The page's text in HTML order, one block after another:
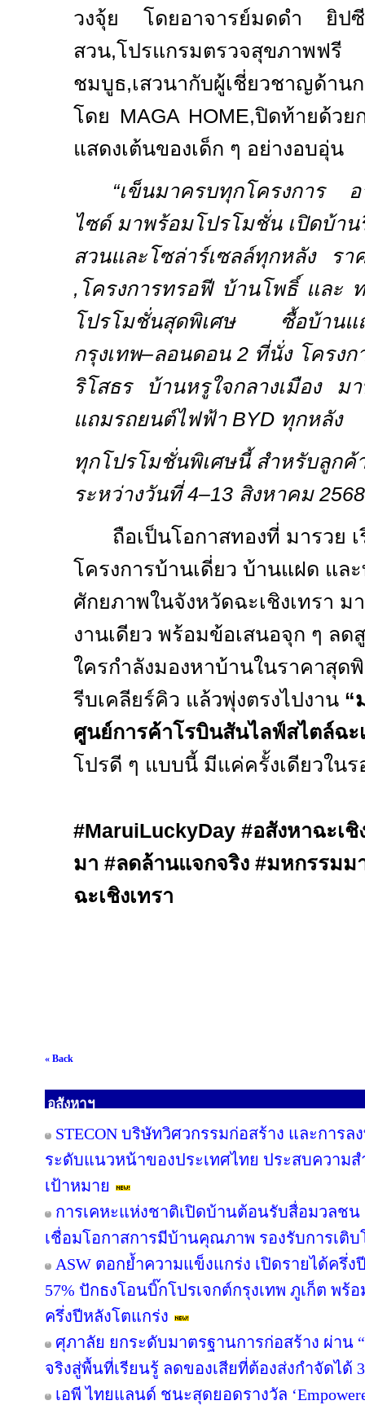
วงจุ้ย โดยอาจารย์มดดำ ยิปซี
สวน,โปรแกรมตรวจสุขภาพฟรี
ชมบูธ,เสวนากับผู้เชี่ยวชาญด้าน
โดย MAGA HOME,ปิดท้ายด้วย
แสดงเต้นของเด็ก ๆ อย่างอบอุ่น
“เข็นมาครบทุกโครงการ
ไซด์ มาพร้อมโปรโมชั่น เปิดบ้า
สวนและโซล่าร์เซลล์ทุกหลัง ร
,โครงการทรอฟี บ้านโพธิ์ และ
โปรโมชั่นสุดพิเศษ ซื้อบ้านแถ
กรุงเทพ–ลอนดอน 2 ที่นั่ง โครงก
ริโสธร บ้านหรูใจกลางเมือง ม
แถมรถยนต์ไฟฟ้า BYD ทุกหลัง
ทุกโปรโมชั่นพิเศษนี้ สำหรับลูกค้
ระหว่างวันที่4–13 สิงหาคม 2568
ถือเป็นโอกาสทองที่ มารวย
โครงการบ้านเดี่ยว บ้านแฝด แล
ศักยภาพในจังหวัดฉะเชิงเทรา ม
งานเดียว พร้อมข้อเสนอจุก ๆ ลด
ใครกำลังมองหาบ้านในราคาสุ
รีบเคลียร์คิว แล้วพุ่งตรงไปงาน “
ศูนย์การค้าโรบินสันไลฟ์สไตล์ฉะ
โปรดี ๆ แบบนี้ มีแค่ครั้งเดียวในร
#MaruiLuckyDay #อสังหาฉะเชิ
มา #ลดล้านแจกจริง #มหกรรมม
ฉะเชิงเทรา
« Back
อสังหาฯ
STECON บริษัทวิศวกรรมก่อสร้าง และการ
ระดับแนวหน้าของประเทศไทย ประสบความ
เป้าหมาย
การเคหะแห่งชาติเปิดบ้านต้อนรับสื่อมวลช
เชื่อมโอกาสการมีบ้านคุณภาพ รองรับการเติบ
ASW ตอกย้ำความแข็งแกร่ง เปิดรายได้ครึ่ง
57% ปักธงโอนบิ๊กโปรเจกต์กรุงเทพ ภูเก็ต พ
ครึ่งปีหลังโตแกร่ง
ศุภาลัย ยกระดับมาตรฐานการก่อสร้าง ผ่าน
จริงสู่พื้นที่เรียนรู้ ลดของเสียที่ต้องส่งกำจัดได้
เอพี ไทยแลนด์ ชนะสุดยอดรางวัล